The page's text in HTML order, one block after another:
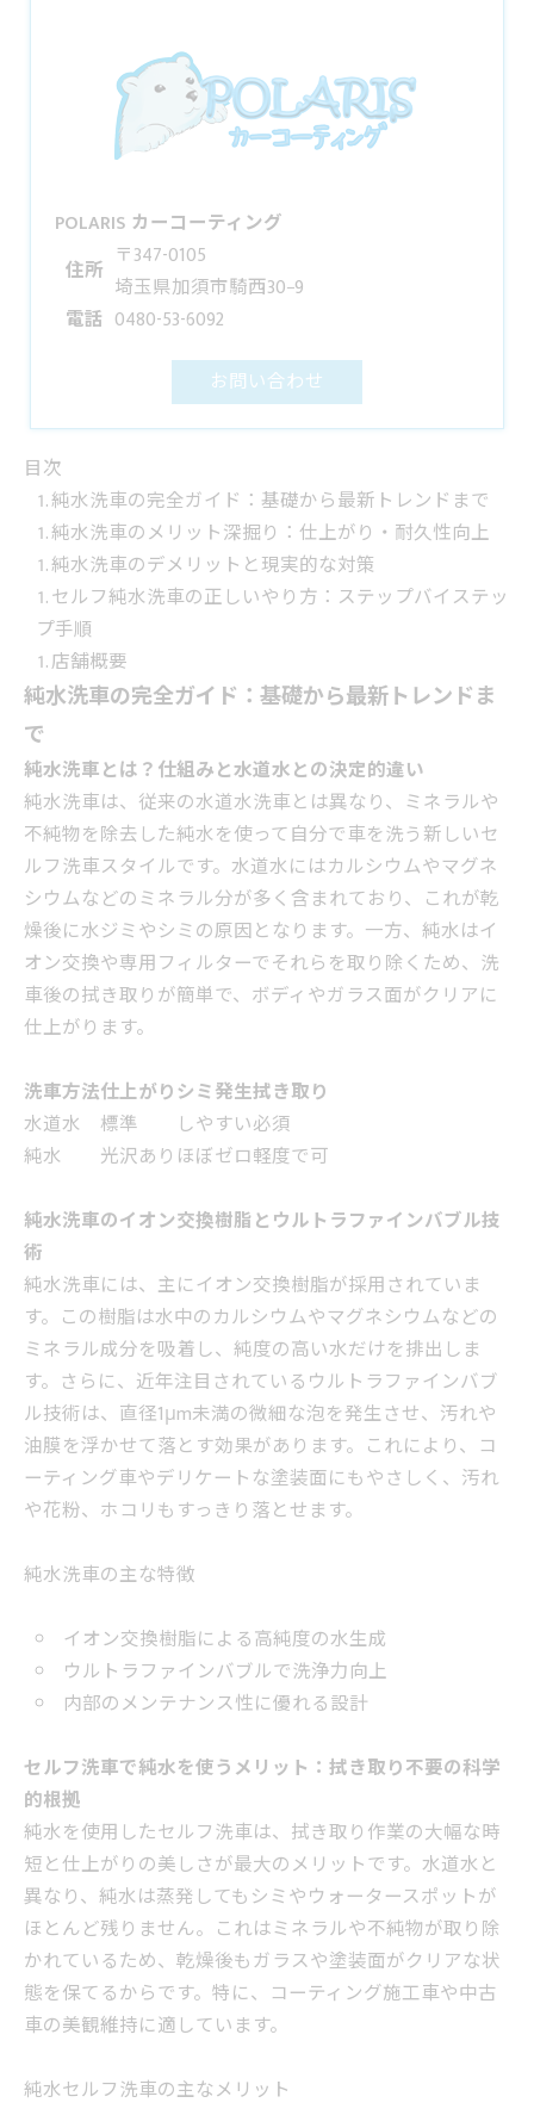
POLARIS カーコーティング
住所 〒347-0105
埼玉県加須市騎西30−9
電話 0480-53-6092
お問い合わせ
目次
純水洗車の完全ガイド：基礎から最新トレンドまで
純水洗車のメリット深掘り：仕上がり・耐久性向上
純水洗車のデメリットと現実的な対策
セルフ純水洗車の正しいやり方：ステップバイステッ
プ手順
店舗概要
純水洗車の完全ガイド：基礎から最新トレンドま
で
純水洗車とは？仕組みと水道水との決定的違い
純水洗車は、従来の水道水洗車とは異なり、ミネラルや
不純物を除去した純水を使って自分で車を洗う新しいセ
ルフ洗車スタイルです。水道水にはカルシウムやマグネ
シウムなどのミネラル分が多く含まれており、これが乾
燥後に水ジミやシミの原因となります。一方、純水はイ
オン交換や専用フィルターでそれらを取り除くため、洗
車後の拭き取りが簡単で、ボディやガラス面がクリアに
仕上がります。
洗車方法仕上がりシミ発生拭き取り
水道水
標準 しやすい必須
純水
光沢あり ほぼゼロ軽度で可
純水洗車のイオン交換樹脂とウルトラファインバブル技
術
純水洗車には、主にイオン交換樹脂が採用されていま
す。この樹脂は水中のカルシウムやマグネシウムなどの
ミネラル成分を吸着し、純度の高い水だけを排出しま
す。さらに、近年注目されているウルトラファインバブ
ル技術は、直径1μm未満の微細な泡を発生させ、汚れや
油膜を浮かせて落とす効果があります。これにより、コ
ーティング車やデリケートな塗装面にもやさしく、汚れ
や花粉、ホコリもすっきり落とせます。
純水洗車の主な特徴
イオン交換樹脂による高純度の水生成
ウルトラファインバブルで洗浄力向上
内部のメンテナンス性に優れる設計
セルフ洗車で純水を使うメリット：拭き取り不要の科学
的根拠
純水を使用したセルフ洗車は、拭き取り作業の大幅な時
短と仕上がりの美しさが最大のメリットです。水道水と
異なり、純水は蒸発してもシミやウォータースポットが
ほとんど残りません。これはミネラルや不純物が取り除
かれているため、乾燥後もガラスや塗装面がクリアな状
態を保てるからです。特に、コーティング施工車や中古
車の美観維持に適しています。
純水セルフ洗車の主なメリット